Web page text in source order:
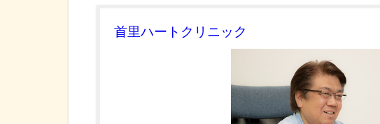
首里ハートクリニック